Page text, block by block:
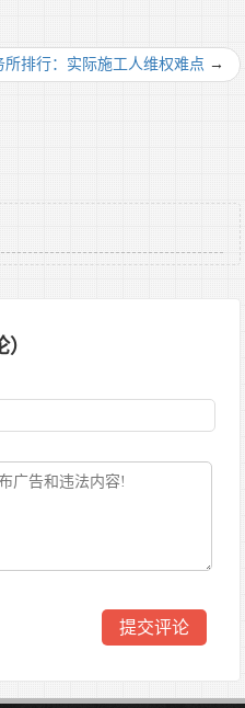
所排行：实际施工人维权难点 →